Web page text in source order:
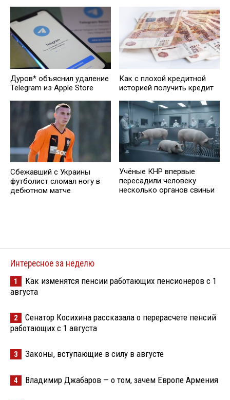
Дуров* объяснил удаление
Telegram из Apple Store
Кaк с плохой кредитной
историей получить кредит
Сбежавший с Украины
футболист сломал ногу в
дебютном матче
Учёные КНР впервые
пересадили человеку
несколько органов свиньи
Интересное за неделю
1
Как изменятся пенсии работающих пенсионеров с 1
августа
2
Сенатор Косихина рассказала о перерасчете пенсий
работающих с 1 августа
3 Законы, вступающие в силу в августе
4 Владимир Джабаров — о том, зачем Европе Армения